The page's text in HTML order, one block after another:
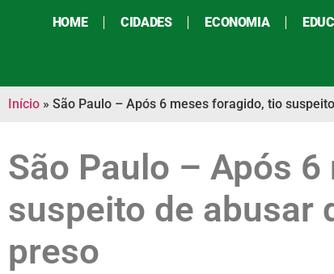
HOME CIDADES ECONOMIA
Início » São Paulo – Após 6 meses foragido, tio
São Paulo – Após
suspeito de abusar
preso